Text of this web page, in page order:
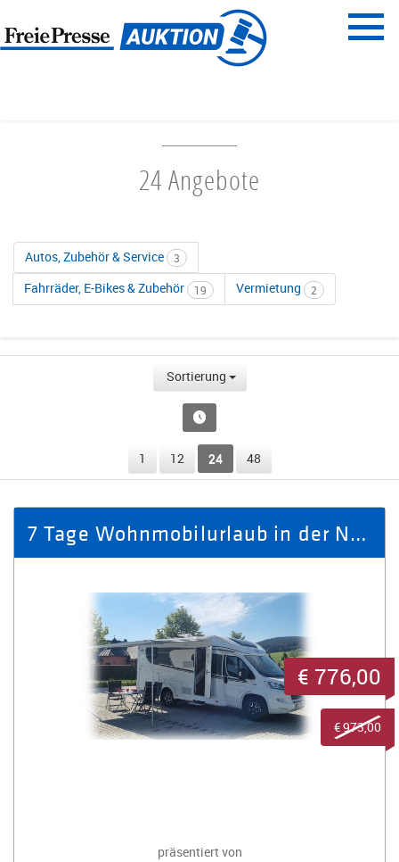
Menü
24 Angebote
Autos, Zubehör & Service 3
Fahrräder, E-Bikes & Zubehör 19 Vermietung 2
Sortierung
1 12 24 48
7 Tage Wohnmobilurlaub in der Nebensaison - Wohnmobil für 4 Personen
präsentiert von
€ 776,00
€ 973,00